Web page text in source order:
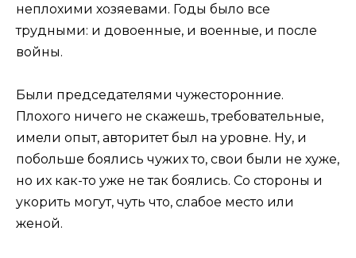
неплохими хозяевами. Годы было все
трудными: и довоенные, и военные, и после
войны.
Были председателями чужесторонние.
Плохого ничего не скажешь, требовательные,
имели опыт, авторитет был на уровне. Ну, и
побольше боялись чужих то, свои были не хуже,
но их как-то уже не так боялись. Со стороны и
укорить могут, чуть что, слабое место или
женой.